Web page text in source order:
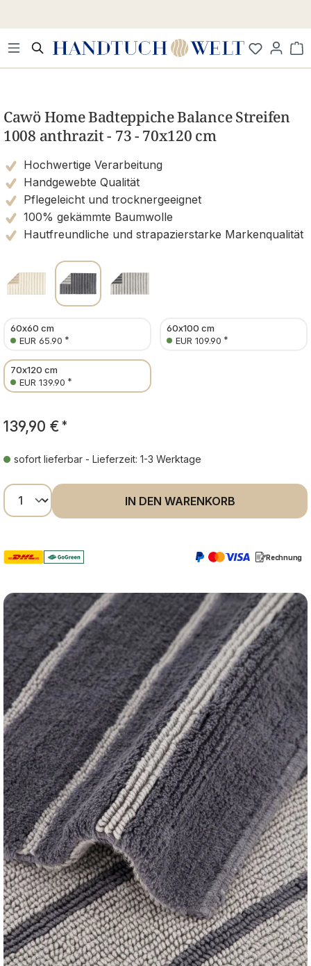
Cawö Home Badteppiche Balance Streifen
1008 anthrazit - 73 - 70x120 cm
Hochwertige Verarbeitung
Handgewebte Qualität
Pflegeleicht und trocknergeeignet
100% gekämmte Baumwolle
Hautfreundliche und strapazierstarke Markenqualität
60x60 cm
EUR 65.90 *
60x100 cm
EUR 109.90 *
70x120 cm
EUR 139.90 *
139,90 € *
sofort lieferbar - Lieferzeit: 1-3 Werktage
Produkt Anzahl: Gib den gewünschten
IN DEN WARENKORB
Rechnung